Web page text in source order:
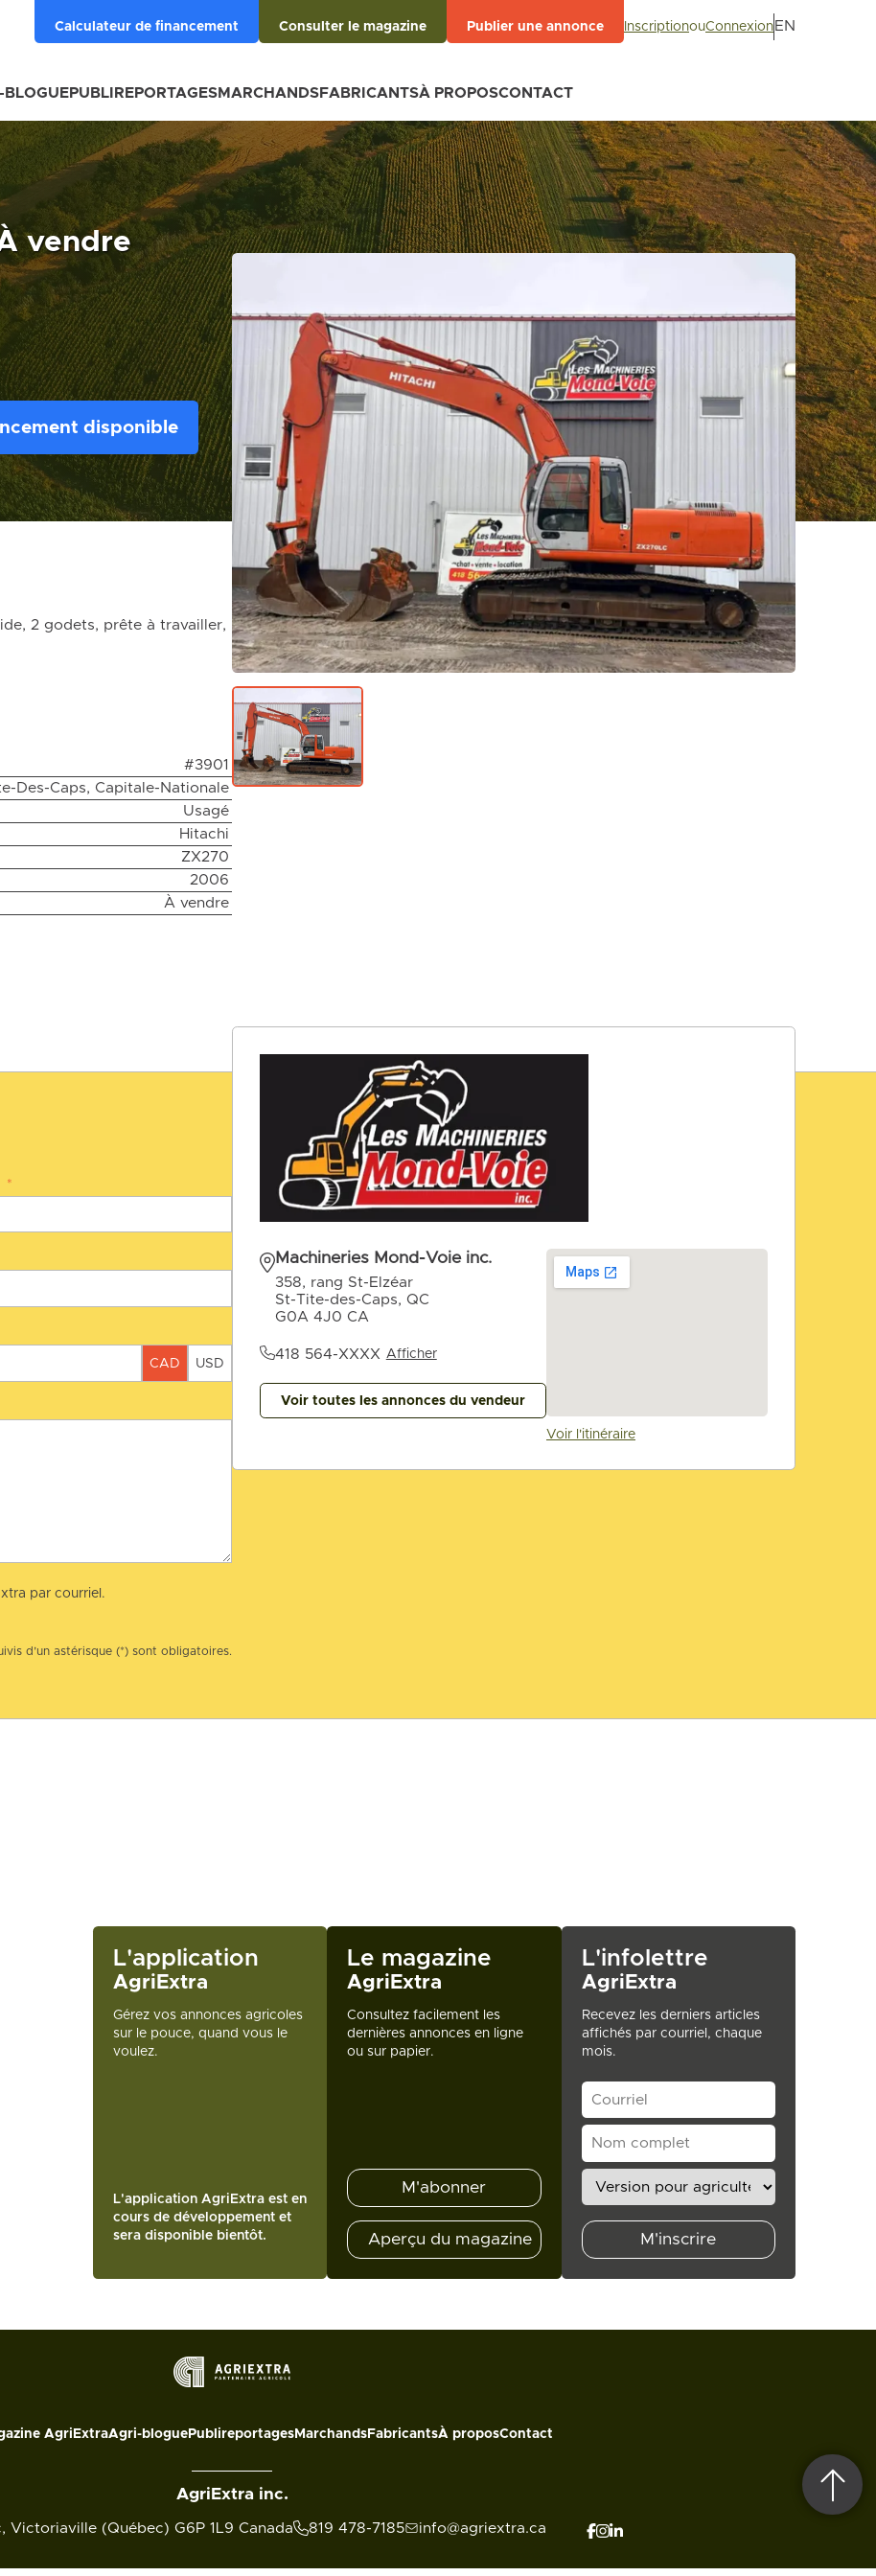
Calculateur de financement Consulter le magazine Publier une annonce InscriptionouConnexion EN
BLOGUEPUBLIREPORTAGESMARCHANDSFABRICANTSÀ PROPOSCONTACT
vendre
disponible
2 godets, prête à travailler,
#3901
Des-Caps, Capitale-Nationale
Usagé
Hitachi
ZX270
2006
À vendre
*
CAD USD
par courriel.
d’un astérisque (*) sont obligatoires.
Machineries Mond-Voie inc.
358, rang St-Elzéar
St-Tite-des-Caps, QC
G0A 4J0 CA
418 564-XXXX Afficher
Voir toutes les annonces du vendeur
Voir l'itinéraire
L'application
AgriExtra
Gérez vos annonces agricoles
sur le pouce, quand vous le
voulez.
L'application AgriExtra est en
cours de développement et
sera disponible bientôt.
Le magazine
AgriExtra
Consultez facilement les
dernières annonces en ligne
ou sur papier.
M'abonner
Aperçu du magazine
L'infolettre
AgriExtra
Recevez les derniers articles
affichés par courriel, chaque
mois.
M'inscrire
AgriExtraAgri-blogue Publireportages Marchands FabricantsÀ proposContact
AgriExtra inc.
Victoriaville (Québec) G6P 1L9 Canada 819 478-7185 info@agriextra.ca